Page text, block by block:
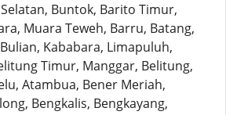
Buntok, Barito Timur,
Muara Teweh, Barru, Batang,
Kababara, Limapuluh,
Timur, Manggar, Belitung,
Atambua, Bener Meriah,
Bengkalis, Bengkayang,